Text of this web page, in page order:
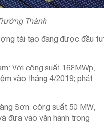
Thành
tái tạo đang được đầu tư
Với công suất 168MWp,
vào tháng 4/2019; phát
Sơn: công suất 50 MW,
đưa vào vận hành trong